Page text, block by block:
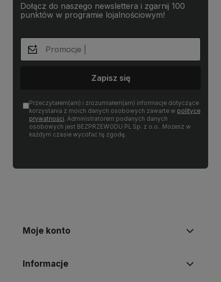
Dołącz do naszego newslettera i zgarnij 100
punktów w programie lojalnościowym!
Zapisz się
Przeczytałem(am) i zrozumiałem(am) informacje dotyczące
korzystania z moich danych osobowych zawarte w polityce
prywatności. Administratorem podanych danych
osobowych jest BEZPRZEWODU.PL Sp. z o.o.. Możesz w
każdym czasie wycofać tę zgodę.
Moje konto
Informacje